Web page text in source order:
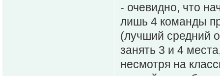
- очевидно, что
лишь 4 команды
(лучший средний
занять 3 и 4
несмотря на